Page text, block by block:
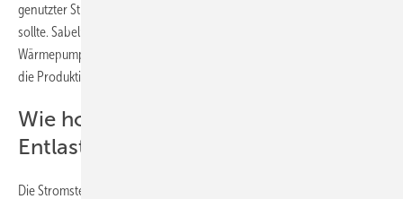
genutzter Strom von einer abgesenkten Mehrwertsteuer profitieren
sollte. Sabel: „Die Transformation in der Heizungsbranche hin zur
Wärmepumpe benötigt richtungsweisende Energiepreise nicht nur für
die Produktion, sondern vor allem auch für Endverbraucher.“
Wie hoch ist die geforderte
Entlastung beim Strompreis?
Die Stromsteuer beträgt zurzeit 2,05 Ct/kWh. Sie wird beim Versorger